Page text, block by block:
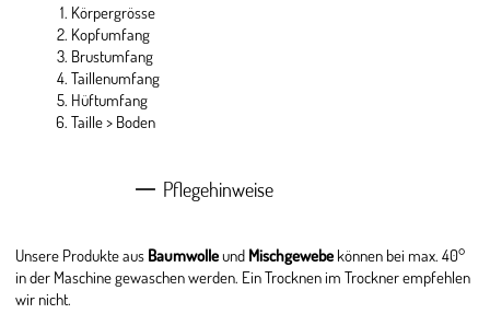
Körpergrösse
Kopfumfang
Brustumfang
Taillenumfang
Hüftumfang
Taille > Boden
Pflegehinweise
Unsere Produkte aus Baumwolleund Mischgewebe können bei max. 40°
in der Maschine gewaschen werden. Ein Trocknen im Trockner empfehlen
wir nicht.